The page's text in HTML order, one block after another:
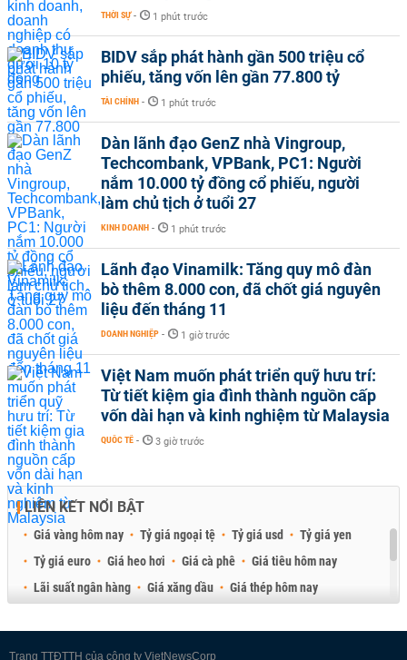
THỜI SỰ - 1 phút trước
BIDV sắp phát hành gần 500 triệu cổ
phiếu, tăng vốn lên gần 77.800 tỷ
TÀI CHÍNH - 1 phút trước
Dàn lãnh đạo GenZ nhà Vingroup,
Techcombank, VPBank, PC1: Người
nắm 10.000 tỷ đồng cổ phiếu, người
làm chủ tịch ở tuổi 27
KINH DOANH - 1 phút trước
Lãnh đạo Vinamilk: Tăng quy mô đàn
bò thêm 8.000 con, đã chốt giá nguyên
liệu đến tháng 11
DOANH NGHIỆP - 1 giờ trước
Việt Nam muốn phát triển quỹ hưu trí:
Từ tiết kiệm gia đình thành nguồn cấp
vốn dài hạn và kinh nghiệm từ Malaysia
QUỐC TẾ - 3 giờ trước
LIÊN KẾT NỔI BẬT
Giá vàng hôm nay Tỷ giá ngoại tệ Tỷ giá usd
Tỷ giá yen
Tỷ giá euro
Giá heo hơi Giá cà phê
Giá tiêu hôm nay
Lãi suất ngân hàng
Giá xăng dầu
Giá thép hôm nay
Trang TTĐTTH của công ty VietNewsCorp